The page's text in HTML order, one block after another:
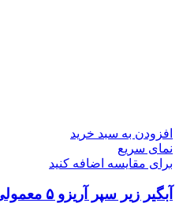
افزودن به سبد خرید
نمای سریع
برای مقایسه اضافه کنید
آبگیر زیر سپر آریزو ۵ معمولی ARRIZO 5